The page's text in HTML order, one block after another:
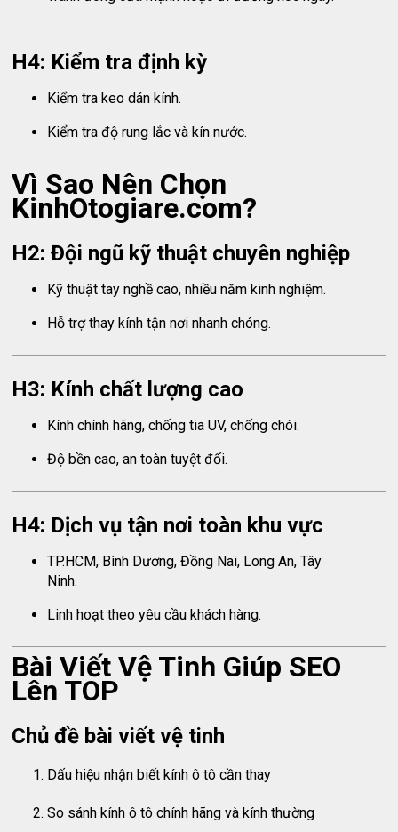
H4: Kiểm tra định kỳ
Kiểm tra keo dán kính.
Kiểm tra độ rung lắc và kín nước.
Vì Sao Nên Chọn
KinhOtogiare.com?
H2: Đội ngũ kỹ thuật chuyên nghiệp
Kỹ thuật tay nghề cao, nhiều năm kinh nghiệm.
Hỗ trợ thay kính tận nơi nhanh chóng.
H3: Kính chất lượng cao
Kính chính hãng, chống tia UV, chống chói.
Độ bền cao, an toàn tuyệt đối.
H4: Dịch vụ tận nơi toàn khu vực
TP.HCM, Bình Dương, Đồng Nai, Long An, Tây
Ninh.
Linh hoạt theo yêu cầu khách hàng.
Bài Viết Vệ Tinh Giúp SEO
Lên TOP
Chủ đề bài viết vệ tinh
Dấu hiệu nhận biết kính ô tô cần thay
So sánh kính ô tô chính hãng và kính thường